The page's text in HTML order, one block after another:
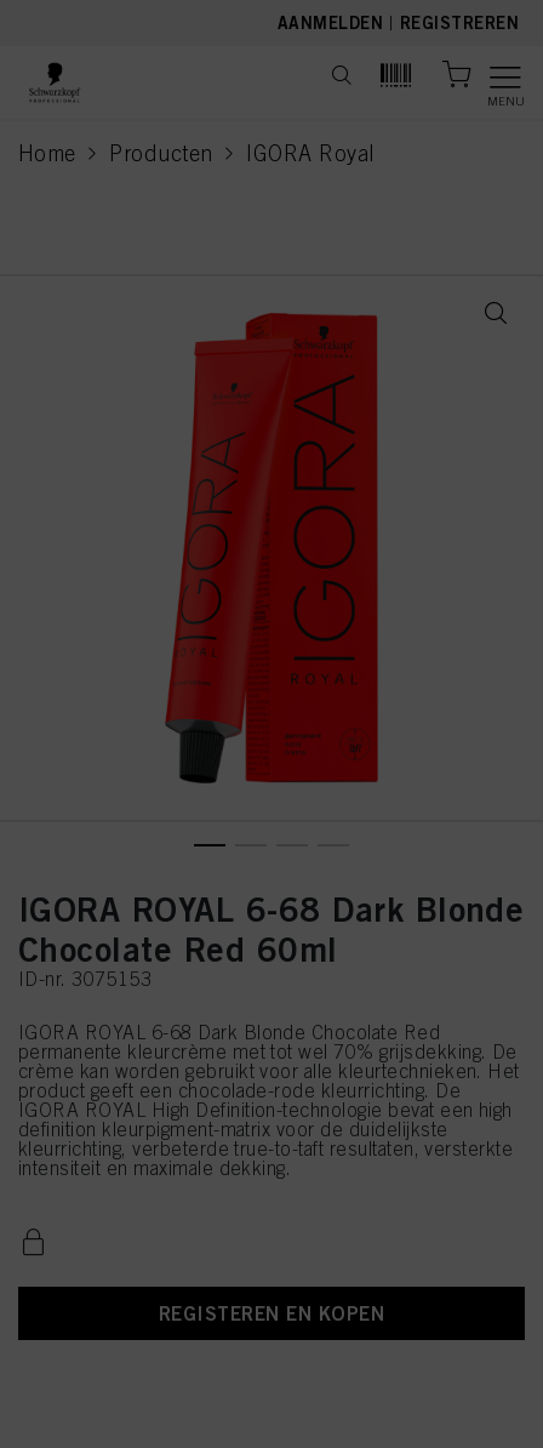
AANMELDEN | REGISTREREN
MENU
Home Producten IGORA Royal
current page
IGORA ROYAL 6-68 Dark Blonde
Chocolate Red 60ml
ID-nr. 3075153
IGORA ROYAL 6-68 Dark Blonde Chocolate Red
permanente kleurcrème met tot wel 70% grijsdekking. De
crème kan worden gebruikt voor alle kleurtechnieken. Het
product geeft een chocolade-rode kleurrichting. De
IGORA ROYAL High Definition-technologie bevat een high
definition kleurpigment-matrix voor de duidelijkste
kleurrichting, verbeterde true-to-taft resultaten, versterkte
intensiteit en maximale dekking.
REGISTEREN EN KOPEN